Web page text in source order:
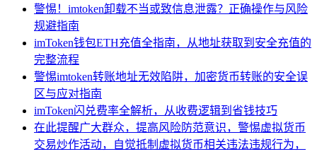
警惕！imtoken卸载不当或致信息泄露？正确操作与风险
规避指南
imToken钱包ETH充值全指南，从地址获取到安全充值的
完整流程
警惕imtoken转账地址无效陷阱，加密货币转账的安全误
区与应对指南
imToken闪兑费率全解析，从收费逻辑到省钱技巧
在此提醒广大群众，提高风险防范意识，警惕虚拟货币
交易炒作活动，自觉抵制虚拟货币相关违法违规行为，